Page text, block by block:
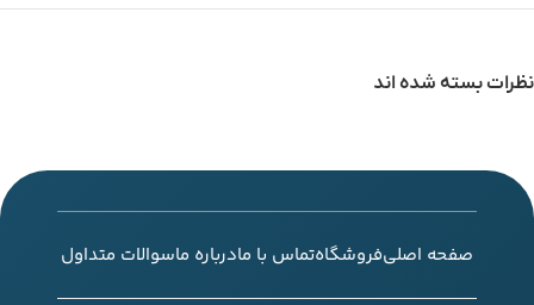
نظرات بسته شده اند
صفحه اصلیفروشگاهتماس با مادرباره ماسوالات متداول